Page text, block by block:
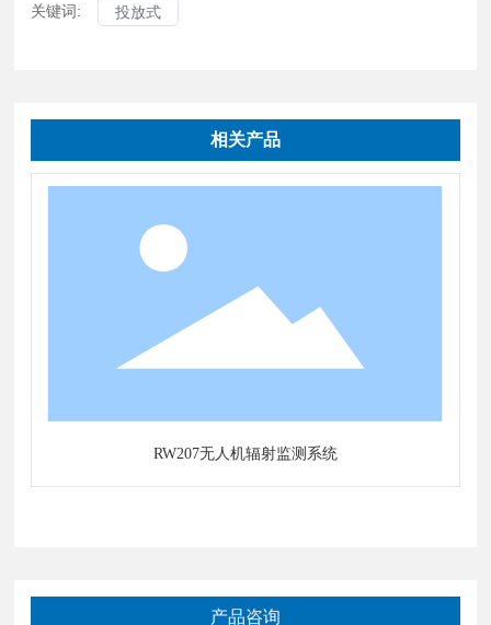
关键词: 投放式
相关产品
RW207无人机辐射监测系统
产品咨询